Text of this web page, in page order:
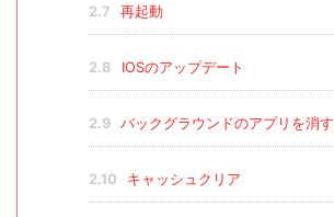
2.7 再起動
2.8 IOSのアップデート
2.9 バックグラウンドのアプリを消す
2.10 キャッシュクリア